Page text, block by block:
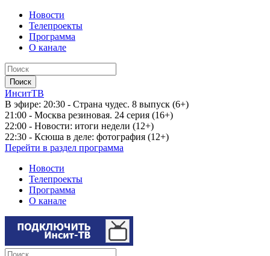
Новости
Телепроекты
Программа
О канале
ИнситТВ
В эфире: 20:30 - Страна чудес. 8 выпуск (6+)
21:00 - Москва резиновая. 24 серия (16+)
22:00 - Новости: итоги недели (12+)
22:30 - Ксюша в деле: фотография (12+)
Перейти в раздел программа
Новости
Телепроекты
Программа
О канале